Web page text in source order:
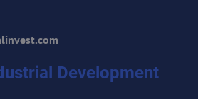
Development